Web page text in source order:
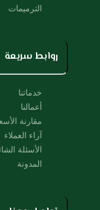
الترميمات
روابط سريعة
خدماتنا
أعمالنا
مقارنة
آراء العملاء
الأسئلة
المدونة